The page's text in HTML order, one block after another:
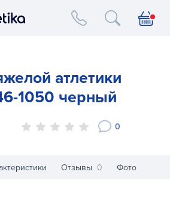
Interatletika logo
атлетики
1050 черный
0
Отзывы 0 Фото
Fitex MD1646-1050 черный